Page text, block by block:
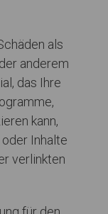
als
anderem
das Ihre
kann,
Inhalte
verlinkten